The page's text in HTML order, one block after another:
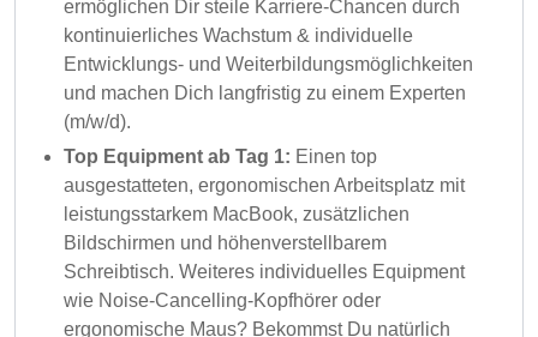
ermöglichen Dir steile Karriere-Chancen durch
kontinuierliches Wachstum & individuelle
Entwicklungs- und Weiterbildungsmöglichkeiten
und machen Dich langfristig zu einem Experten
(m/w/d).
Top Equipment ab Tag 1: Einen top
ausgestatteten, ergonomischen Arbeitsplatz mit
leistungsstarkem MacBook, zusätzlichen
Bildschirmen und höhenverstellbarem
Schreibtisch. Weiteres individuelles Equipment
wie Noise-Cancelling-Kopfhörer oder
ergonomische Maus? Bekommst Du natürlich